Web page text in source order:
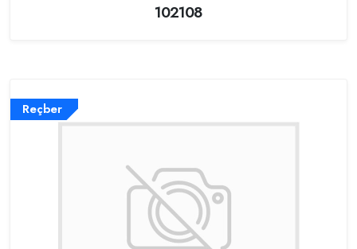
102108
Reçber